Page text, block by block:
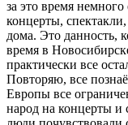
за это время
концерты,
дома. Это данность,
время в
практически все
Повторяю, все
Европы все
народ на концерты и